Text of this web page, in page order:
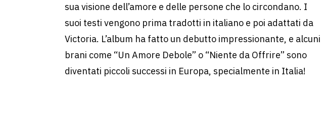
sua visione dell’amore e delle persone che lo circondano. I
suoi testi vengono prima tradotti in italiano e poi adattati da
Victoria. L’album ha fatto un debutto impressionante, e alcuni
brani come “Un Amore Debole” o “Niente da Offrire” sono
diventati piccoli successi in Europa, specialmente in Italia!